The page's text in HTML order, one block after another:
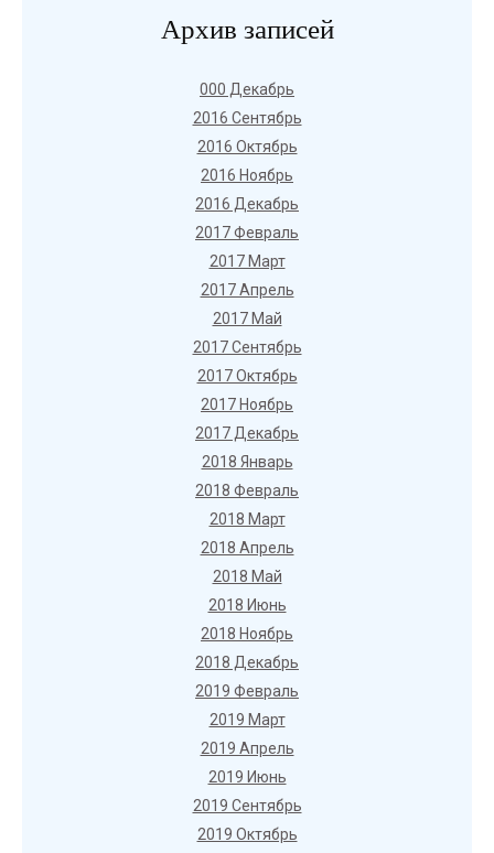
Архив записей
000 Декабрь
2016 Сентябрь
2016 Октябрь
2016 Ноябрь
2016 Декабрь
2017 Февраль
2017 Март
2017 Апрель
2017 Май
2017 Сентябрь
2017 Октябрь
2017 Ноябрь
2017 Декабрь
2018 Январь
2018 Февраль
2018 Март
2018 Апрель
2018 Май
2018 Июнь
2018 Ноябрь
2018 Декабрь
2019 Февраль
2019 Март
2019 Апрель
2019 Июнь
2019 Сентябрь
2019 Октябрь